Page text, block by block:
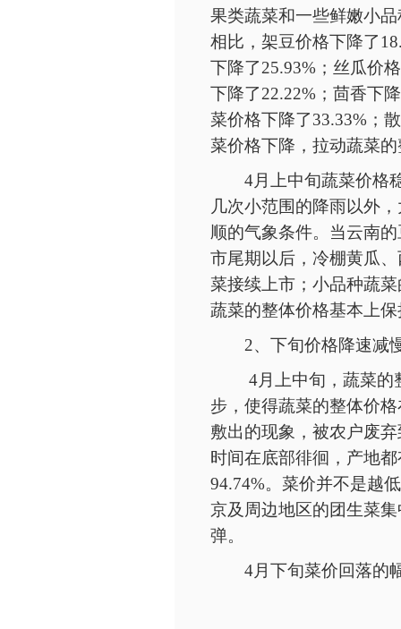
果类蔬菜和一些鲜嫩小
相比，架豆价格下降了
下降了25.93%；丝瓜价
下降了22.22%；茴香下
菜价格下降了33.33%；
菜价格下降，拉动蔬菜
4月上中旬蔬菜价格
几次小范围的降雨以外
顺的气象条件。当云南
市尾期以后，冷棚黄瓜
菜接续上市；小品种蔬
蔬菜的整体价格基本上
2、下旬价格降速减
4月上中旬，蔬菜的
步，使得蔬菜的整体价
敷出的现象，被农户废
时间在底部徘徊，产地
94.74%。菜价并不是越
京及周边地区的团生菜
弹。
4月下旬菜价回落的